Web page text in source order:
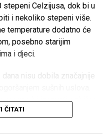
Celzijusa, dok bi u
i nekoliko stepeni više.
temperature dodatno će
posebno starijim
i djeci.
nisu dobila značajnije
mogao bi izazvati ozbiljne
i povećati rizik od
ČITATI